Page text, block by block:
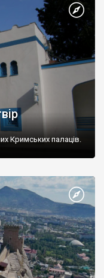
Кримських палаців.